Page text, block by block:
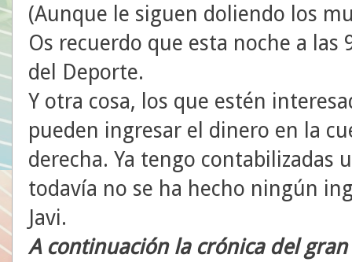
(Aunque le siguen doliendo los
Os recuerdo que esta noche a las
del Deporte.
Y otra cosa, los que estén
pueden ingresar el dinero en la
derecha. Ya tengo contabilizadas
todavía no se ha hecho ningún
Javi.
A continuación la crónica del